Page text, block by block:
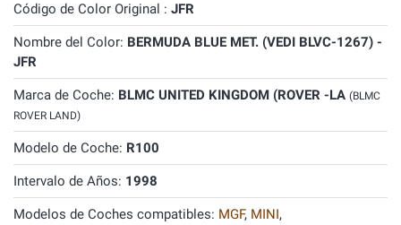
Código de Color Original : JFR
Nombre del Color: BERMUDA BLUE MET. (VEDI BLVC-1267) -
JFR
Marca de Coche: BLMC UNITED KINGDOM (ROVER -LA (BLMC
ROVER LAND)
Modelo de Coche: R100
Intervalo de Años: 1998
Modelos de Coches compatibles: MGF, MINI,